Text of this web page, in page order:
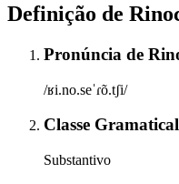
Definição de
Pronúncia de
/ʁi.no.seˈɾõ.tʃi/
Classe Gramatical
Substantivo